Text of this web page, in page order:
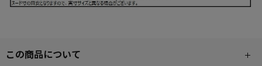
この商品について